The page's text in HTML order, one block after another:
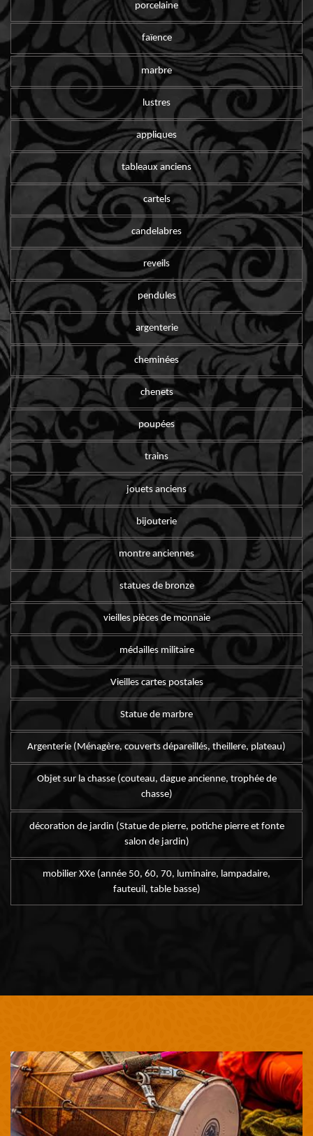
porcelaine
faïence
marbre
lustres
appliques
tableaux anciens
cartels
candelabres
reveils
pendules
argenterie
cheminées
chenets
poupées
trains
jouets anciens
bijouterie
montre anciennes
statues de bronze
vieilles pièces de monnaie
médailles militaire
Vieilles cartes postales
Statue de marbre
Argenterie (Ménagère, couverts dépareillés, theillere, plateau)
Objet sur la chasse (couteau, dague ancienne, trophée de
chasse)
décoration de jardin (Statue de pierre, potiche pierre et fonte
salon de jardin)
mobilier XXe (année 50, 60, 70, luminaire, lampadaire,
fauteuil, table basse)